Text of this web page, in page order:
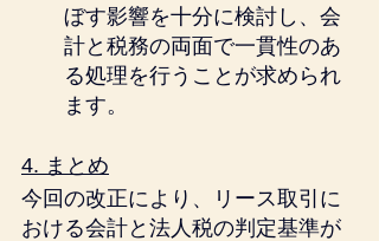
ぼす影響を十分に検討し、会
計と税務の両面で一貫性のあ
る処理を行うことが求められ
ます。
4. まとめ
今回の改正により、リース取引に
おける会計と法人税の判定基準が